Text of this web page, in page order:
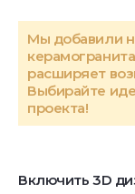
Мы добавили
расширяет
Выбирайте
проекта!
Включить 3D